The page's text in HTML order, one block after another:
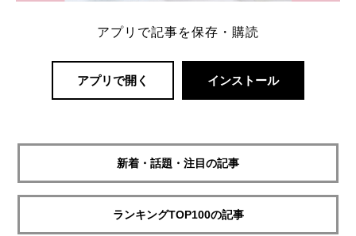
アプリで記事を保存・購読
アプリで開く インストール
新着・話題・注目の記事
ランキングTOP100の記事